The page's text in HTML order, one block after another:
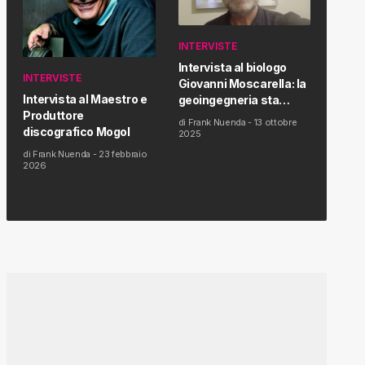
INTERVISTE
Intervista al Maestro e
Produttore
discografico Mogol
di Frank Nuenda - 23 febbraio
2026
INTERVISTE
Intervista al biologo
Giovanni Moscarella: la
geoingegneria sta
modificando il clima e la
salute dell’uomo
di Frank Nuenda - 13 ottobre
2025